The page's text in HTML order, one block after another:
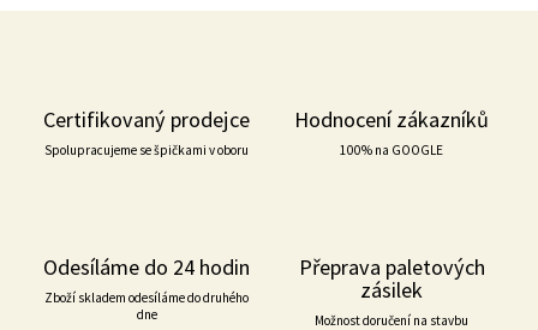
Certifikovaný prodejce
Spolupracujeme se špičkami v oboru
Hodnocení zákazníků
100% na GOOGLE
Odesíláme do 24 hodin
Zboží skladem odesíláme do druhého
dne
Přeprava paletových
zásilek
Možnost doručení na stavbu